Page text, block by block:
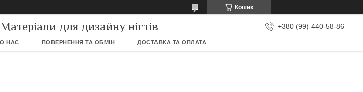
Кошик
для дизайну нігтів +380 (99) 440-58-86
НАС ПОВЕРНЕННЯ ТА ОБМІН ДОСТАВКА ТА ОПЛАТА